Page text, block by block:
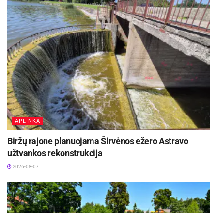
sykiu stiprinti miesto pasirengimą
ekstremaliosioms situacijoms“, – sako
Panevėžio miesto merė Loreta Masiliūnienė.
Aktualios naujienos
Kauno žaliosios erdvės džiugina nuo pirmųjų
pavasario žiedų iki rudens sezono pabaigos
2026-08-07
Rokiškyje užbaigtas remontuoti Respublikos
gatvės dviračių ir pėsčiųjų takas
2026-08-07
vaikų lopšelio-darželio „Saulutė“ vietoje, bus
projektuojama dviejų antžeminių aukštų
APLINKA
Biržų rajone planuojama Širvėnos ežero Astravo
užtvankos rekonstrukcija
2026-08-07